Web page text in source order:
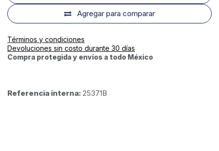
Agregar para comparar
Términos y condiciones
Devoluciones sin costo durante 30 días
Compra protegida y envíos a todo México
Referencia interna: 25371B